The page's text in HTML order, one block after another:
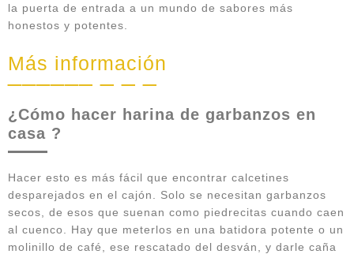
la puerta de entrada a un mundo de sabores más
honestos y potentes.
Más información
¿Cómo hacer harina de garbanzos en
casa ?
Hacer esto es más fácil que encontrar calcetines
desparejados en el cajón. Solo se necesitan garbanzos
secos, de esos que suenan como piedrecitas cuando caen
al cuenco. Hay que meterlos en una batidora potente o un
molinillo de café, ese rescatado del desván, y darle caña